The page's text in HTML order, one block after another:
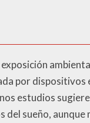
por
estudios
sueño,